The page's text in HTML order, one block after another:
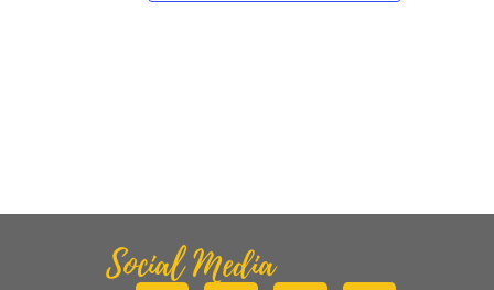
Social Media